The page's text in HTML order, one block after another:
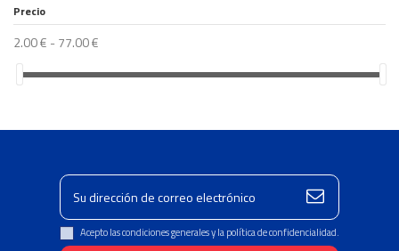
Precio
2.00 € - 77.00 €
Acepto las condiciones generales y la política de confidencialidad.